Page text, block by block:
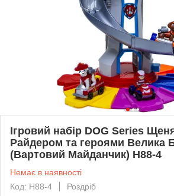
Ігровий набір DOG Series
Райдером та героями Велика
(Вартовий Майданчик) H88-4
Немає в наявності
Код: H88-4
Роздріб